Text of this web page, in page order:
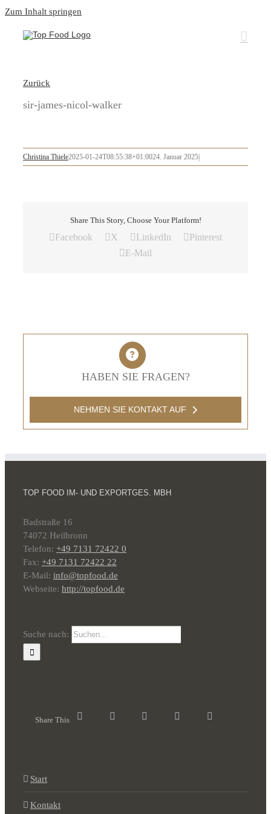
Zum Inhalt springen
Zurück
sir-james-nicol-walker
Christina Thiele2025-01-24T08:55:38+01:0024. Januar 2025
Share This Story, Choose Your Platform!
Facebook X LinkedIn
Pinterest
E-Mail
HABEN SIE FRAGEN?
NEHMEN SIE KONTAKT AUF
TOP FOOD IM- UND EXPORTGES. MBH
Badstraße 16
74072 Heilbronn
Telefon: +49 7131 72422 0
Fax: +49 7131 72422 22
E-Mail: info@topfood.de
Webseite: http://topfood.de
Suche nach:
Share This
Start
Kontakt